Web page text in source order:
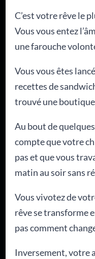
C’est votre rêve le
Vous vous entez
une farouche
Vous vous êtes
recettes de
trouvé une
Au bout de
compte que votre
pas et que vous
matin au soir sans
Vous vivotez de
rêve se transforme
pas comment
Inversement, votre